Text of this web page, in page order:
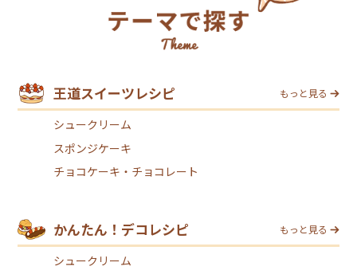
王道スイーツレシピ もっと見る
シュークリーム
スポンジケーキ
チョコケーキ・チョコレート
かんたん！デコレシピ もっと見る
シュークリーム